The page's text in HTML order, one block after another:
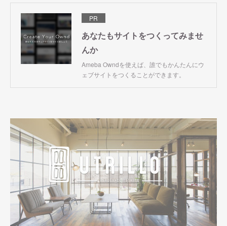
PR
あなたもサイトをつくってみませ
んか
Ameba Owndを使えば、誰でもかんたんにウ
ェブサイトをつくることができます。